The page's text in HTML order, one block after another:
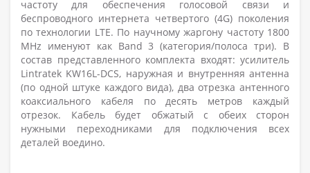
частоту для обеспечения голосовой связи и
беспроводного интернета четвертого (4G) поколения
по технологии LTE. По научному жаргону частоту 1800
MHz именуют как Band 3 (категория/полоса три). В
состав представленного комплекта входят: усилитель
Lintratek KW16L-DCS, наружная и внутренняя антенна
(по одной штуке каждого вида), два отрезка антенного
коаксиального кабеля по десять метров каждый
отрезок. Кабель будет обжатый с обеих сторон
нужными переходниками для подключения всех
деталей воедино.